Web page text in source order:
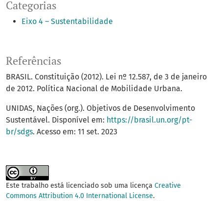
Categorias
Eixo 4 – Sustentabilidade
Referências
BRASIL. Constituição (2012). Lei nº 12.587, de 3 de janeiro
de 2012. Política Nacional de Mobilidade Urbana.
UNIDAS, Nações (org.). Objetivos de Desenvolvimento
Sustentável. Disponível em: https://brasil.un.org/pt-
br/sdgs. Acesso em: 11 set. 2023
Este trabalho está licenciado sob uma licença Creative
Commons Attribution 4.0 International License.